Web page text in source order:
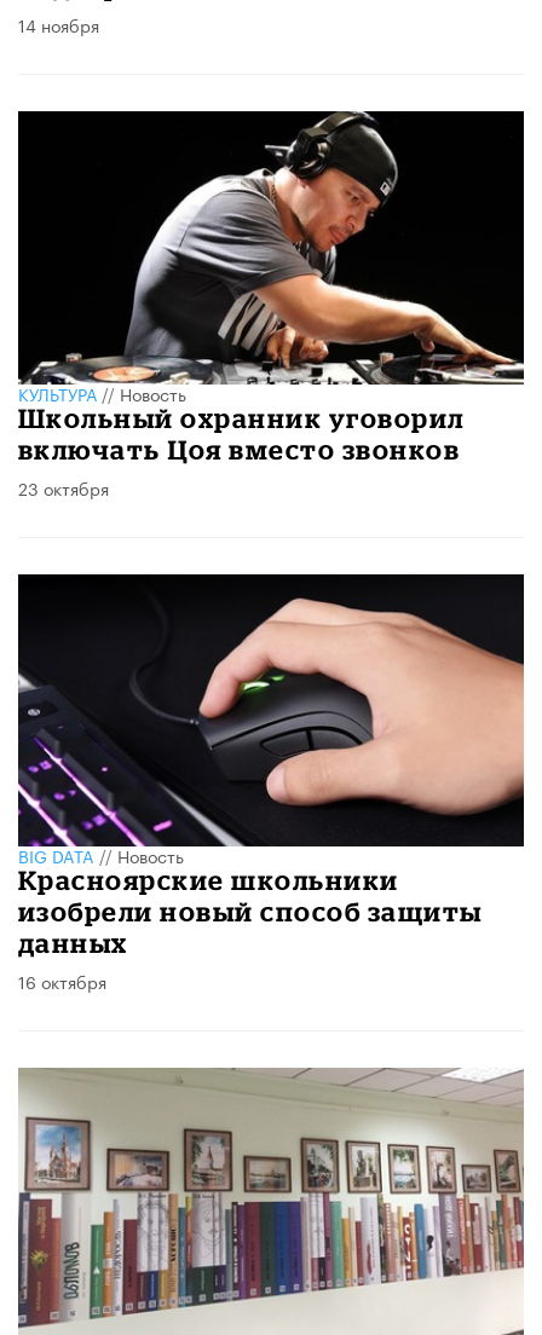
14 ноября
КУЛЬТУРА // Новость
Школьный охранник уговорил
включать Цоя вместо звонков
23 октября
BIG DATA//Новость
Красноярские школьники
изобрели новый способ защиты
данных
16 октября